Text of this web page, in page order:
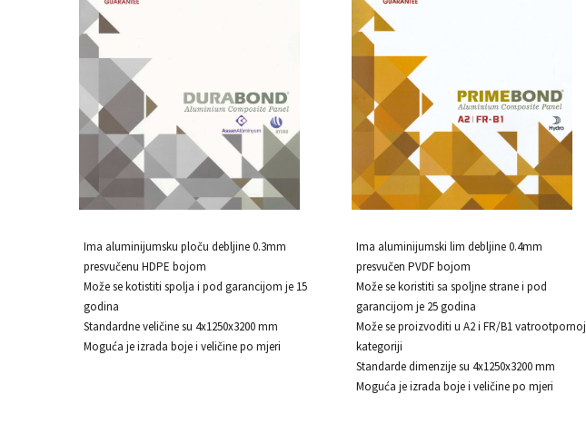
Ima aluminijumsku ploču debljine 0.3mm
presvučenu HDPE bojom
Može se kotistiti spolja i pod garancijom je 15
godina
Standardne veličine su 4x1250x3200 mm
Moguća je izrada boje i veličine po mjeri
Ima aluminijumski lim debljine 0.4mm
presvučen PVDF bojom
Može se koristiti sa spoljne strane i pod
garancijom je 25 godina
Može se proizvoditi u A2 i FR/B1 vatrootpornoj
kategoriji
Standarde dimenzije su 4x1250x3200 mm
Moguća je izrada boje i veličine po mjeri